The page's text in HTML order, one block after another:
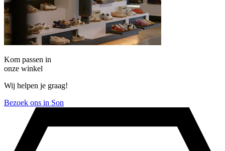
Kom passen in
onze winkel
Wij helpen je graag!
Bezoek ons in Son